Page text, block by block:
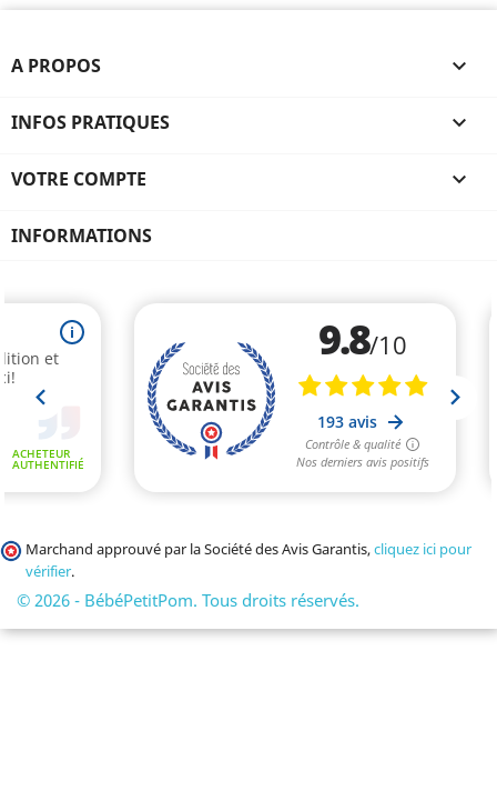
A PROPOS 
INFOS PRATIQUES 
VOTRE COMPTE 
INFORMATIONS
Marchand approuvé par la Société des Avis Garantis,cliquez ici pour
vérifier.
© 2026 - BébéPetitPom. Tous droits réservés.